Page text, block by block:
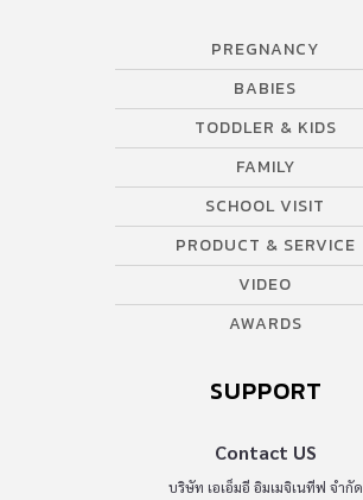
PREGNANCY
BABIES
TODDLER & KIDS
FAMILY
SCHOOL VISIT
PRODUCT & SERVICE
VIDEO
AWARDS
SUPPORT
Contact US
บริษัท เอเอ็มอี อิมเมจิเนทีฟ จำกัด